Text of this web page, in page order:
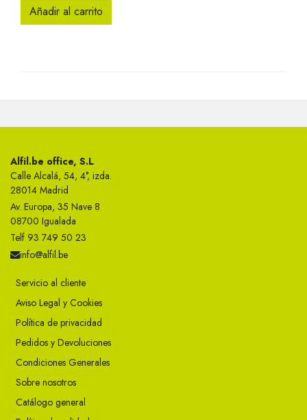
Añadir al carrito
Alfil.be office, S.L
Calle Alcalá, 54, 4°, izda.
28014 Madrid
Av. Europa, 35 Nave 8
08700 Igualada
Telf 93 749 50 23
info@alfil.be
Servicio al cliente
Aviso Legal y Cookies
Política de privacidad
Pedidos y Devoluciones
Condiciones Generales
Sobre nosotros
Catálogo general